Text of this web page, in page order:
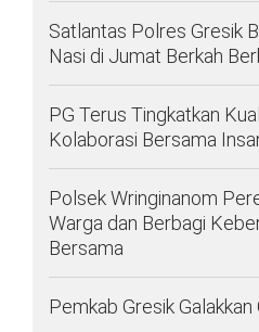
Satlantas Polres Gresik
Nasi di Jumat Berkah
PG Terus Tingkatkan
Kolaborasi Bersama
Polsek Wringinanom
Warga dan Berbagi
Bersama
Pemkab Gresik